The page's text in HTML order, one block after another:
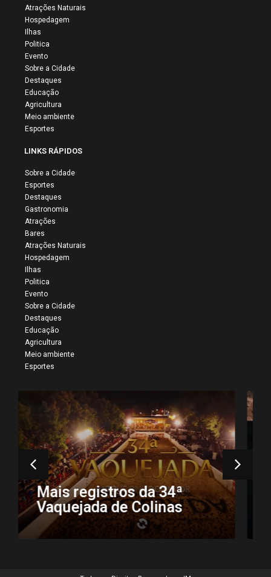
Atrações Naturais
Hospedagem
Ilhas
Politica
Evento
Sobre a Cidade
Destaques
Educação
Agricultura
Meio ambiente
Esportes
LINKS RÁPIDOS
Sobre a Cidade
Esportes
Destaques
Gastronomia
Atrações
Bares
Atrações Naturais
Hospedagem
Ilhas
Politica
Evento
Sobre a Cidade
Destaques
Educação
Agricultura
Meio ambiente
Esportes
34ª Vaquejada do Parque
Onildo Maior reúne
multidão e confirma
Colinas como a capital da
tradição sertaneja